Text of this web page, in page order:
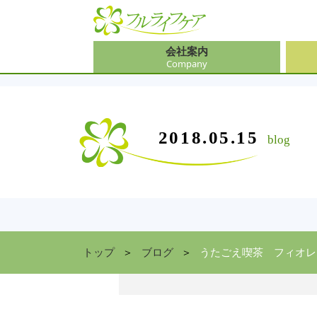
会社案内
Company
会社案内
Company
事業内容
Contents
住まい情報
サービス
Service
2018.05.15 blog
トップ ブログ うたごえ喫茶 フィオ